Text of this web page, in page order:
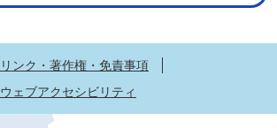
リンク・著作権・免責事項
ウェブアクセシビリティ